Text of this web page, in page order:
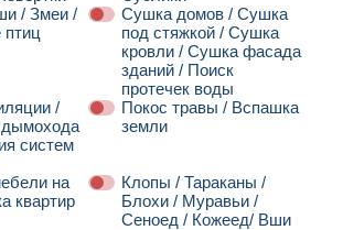
/ Змеи /
птиц
Сушка домов / Сушка
под стяжкой / Сушка
кровли / Сушка фасада
зданий / Поиск
протечек воды
/
дымохода
систем
Покос травы / Вспашка
земли
на
квартир
Клопы / Тараканы /
Блохи / Муравьи /
Сеноед / Кожеед/ Вши